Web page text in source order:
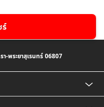
ร์
า-พระยาสุเรนทร์ 06807